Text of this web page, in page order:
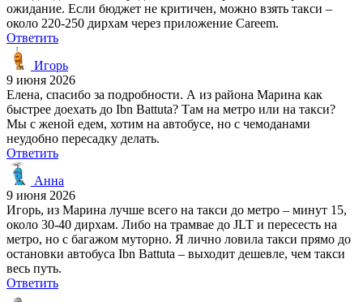
ожидание. Если бюджет не критичен, можно взять такси –
около 220-250 дирхам через приложение Careem.
Ответить
Игорь
9 июня 2026
Елена, спасибо за подробности. А из района Марина как
быстрее доехать до Ibn Battuta? Там на метро или на такси?
Мы с женой едем, хотим на автобусе, но с чемоданами
неудобно пересадку делать.
Ответить
Анна
9 июня 2026
Игорь, из Марина лучше всего на такси до метро – минут 15,
около 30-40 дирхам. Либо на трамвае до JLT и пересесть на
метро, но с багажом муторно. Я лично ловила такси прямо до
остановки автобуса Ibn Battuta – выходит дешевле, чем такси
весь путь.
Ответить